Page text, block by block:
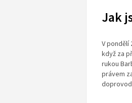
Jak
V pondělí
když za
rukou
právem